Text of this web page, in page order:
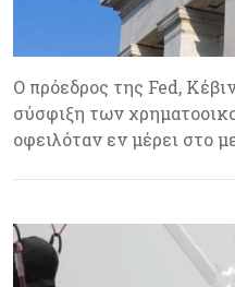
Ο πρόεδρος της Fed,
σύσφιξη των
οφειλόταν εν μέρει στο